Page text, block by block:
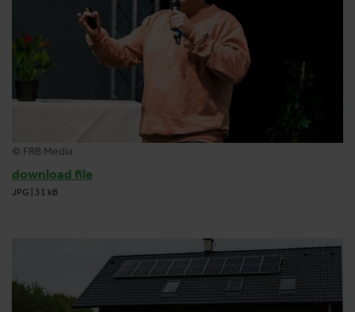
© FRB Media
download file
JPG 31 kB